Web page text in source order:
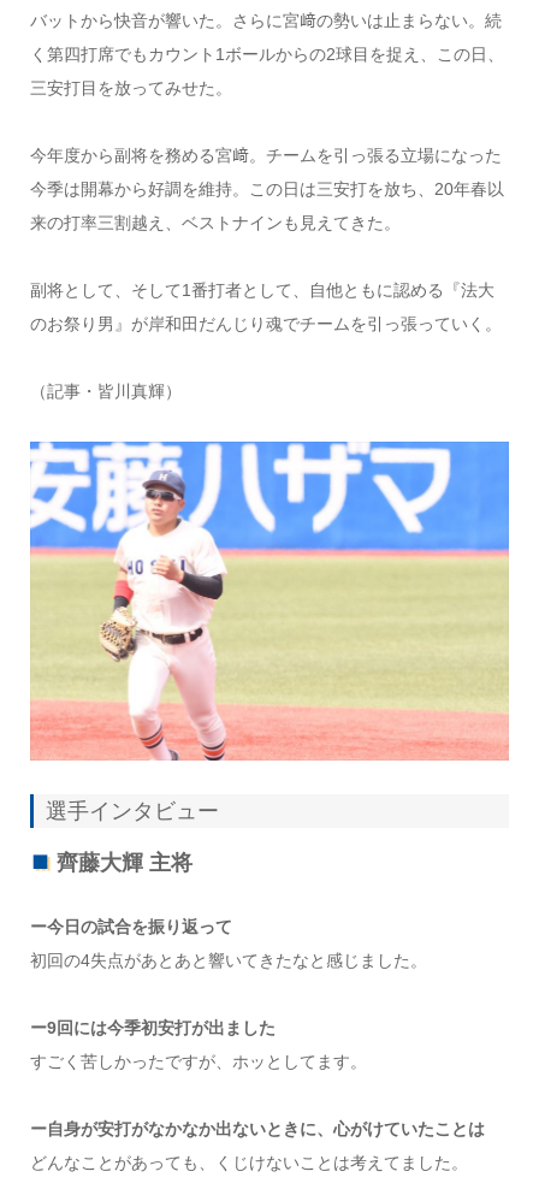
バットから快音が響いた。さらに宮﨑の勢いは止まらない。続
く第四打席でもカウント 1 ボールからの2球目を捉え、
この日、
三安打目を放ってみせた。
今年度から副将を務める宮﨑。チームを引っ張る立場になった
今季は開幕から好調を維持。この日は三安打を放ち、20年春以
来の打率三割越え、ベストナインも見えてきた。
副将として、そして1番打者として、自他ともに認める『法大
のお祭り男』が岸和田だんじり魂でチームを引っ張っていく。
（記事・皆川真輝）
選手インタビュー
齊藤大輝 主将
ー今日の試合を振り返って
初回の4失点があとあと響いてきたなと感じました。
ー9回には今季初安打が出ました
すごく苦しかったですが、ホッとしてます。
ー自身が安打がなかなか出ないときに、心がけていたことは
どんなことがあっても、くじけないことは考えてました。